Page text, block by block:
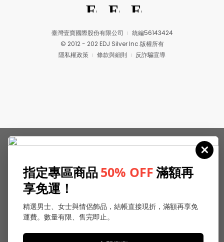
臺灣壹寶國際股份有限公司
統編56143424
© 2012 - 202 EDJ Silver Inc.版權所有
隱私權政策
條款與細則 反詐騙宣導
指定專區商品50% OFF滿額再
享免運！
精選男士、女士與情侶飾品，結帳直接現折，滿額再享免
運費。數量有限、售完即止。